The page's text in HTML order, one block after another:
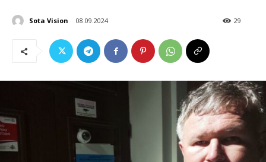
Sota Vision 08.09.2024 29